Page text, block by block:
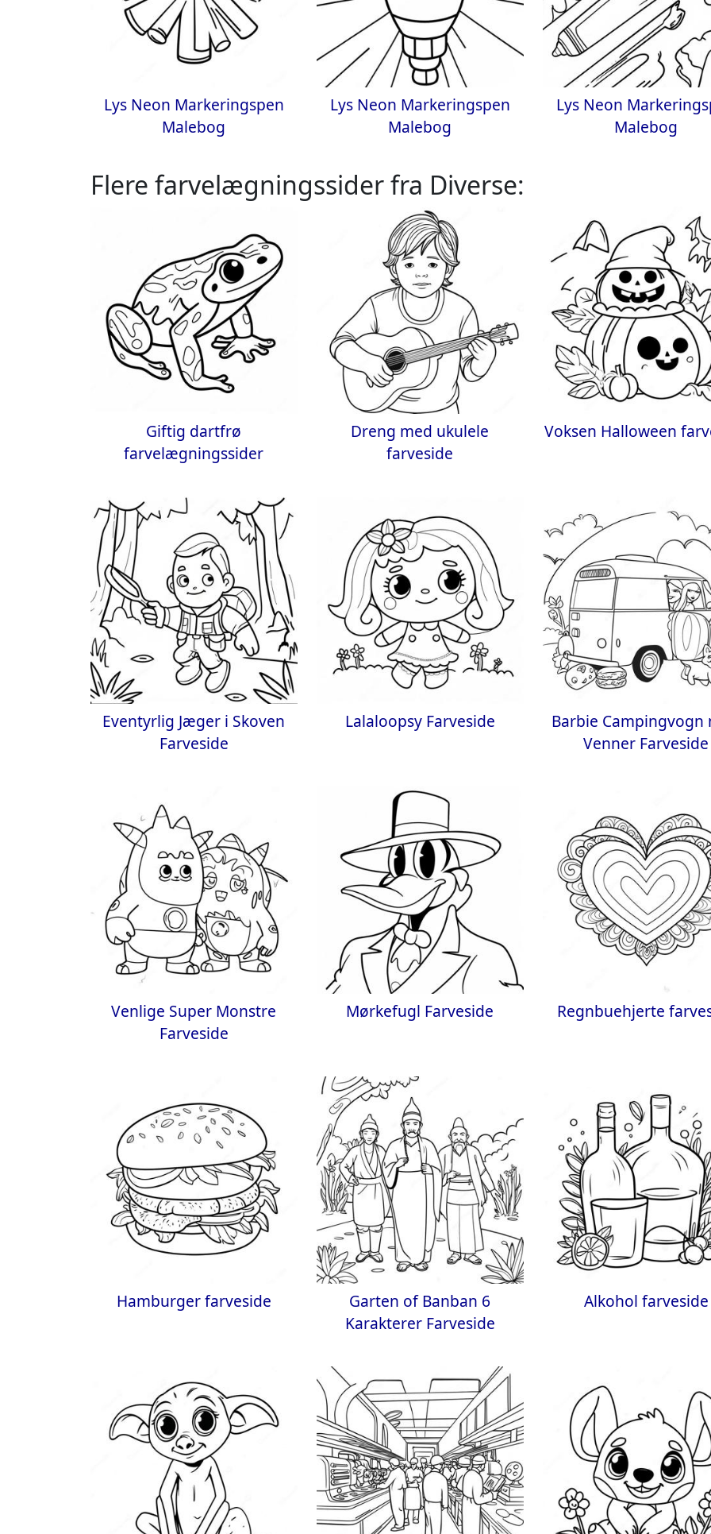
Lys Neon Markeringspen
Malebog
Lys Neon Markeringspen
Malebog
Lys Neon
Malebog
Flere farvelægningssider fra Diverse:
Giftig dartfrø
farvelægningssider
Dreng med ukulele
farveside
Voksen Halloween
Eventyrlig Jæger i Skoven
Farveside
Lalaloopsy Farveside
Barbie Campingvogn
Venner Farveside
Venlige Super Monstre
Farveside
Mørkefugl Farveside Regnbuehjerte
Hamburger farveside
Garten of Banban 6
Karakterer Farveside
Alkohol farveside